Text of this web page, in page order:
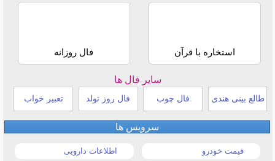
استخاره با قرآن فال روزانه
سایر فال ها
طالع بینی هندی فال چوب فال روز تولد تعبیر خواب
سرویس ها
قیمت خودرو اطلاعات دارویی